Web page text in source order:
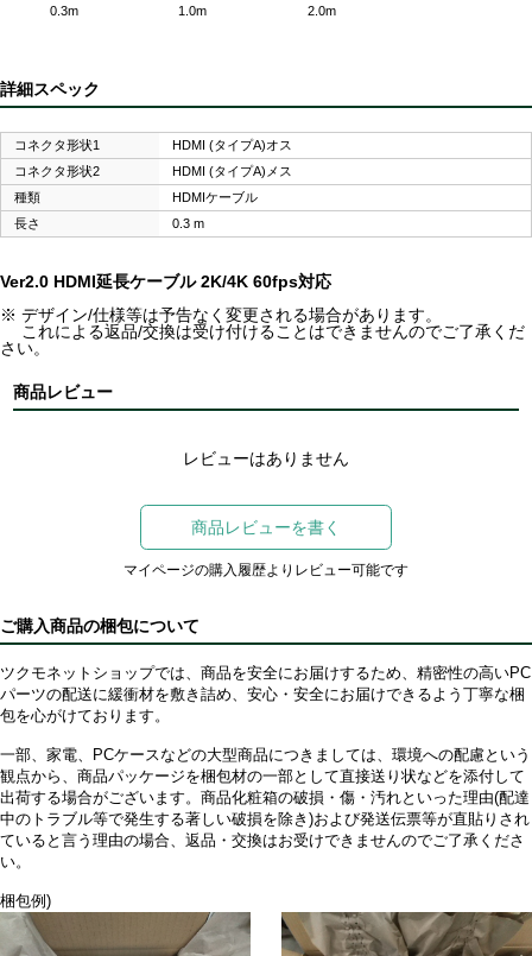
0.3m 1.0m 2.0m
詳細スペック
コネクタ形状1
HDMI (タイプA)オス
コネクタ形状2
HDMI (タイプA)メス
種類
HDMIケーブル
長さ
0.3 m
Ver2.0 HDMI延長ケーブル 2K/4K 60fps対応
※ デザイン/仕様等は予告なく変更される場合があります。
これによる返品/交換は受け付けることはできませんのでご了承くだ
さい。
商品レビュー
レビューはありません
商品レビューを書く
マイページの購入履歴よりレビュー可能です
ご購入商品の梱包について
ツクモネットショップでは、商品を安全にお届けするため、精密性の高いPC
パーツの配送に緩衝材を敷き詰め、安心・安全にお届けできるよう丁寧な梱
包を心がけております。
一部、家電、PCケースなどの大型商品につきましては、環境への配慮という
観点から、商品パッケージを梱包材の一部として直接送り状などを添付して
出荷する場合がございます。商品化粧箱の破損・傷・汚れといった理由(配達
中のトラブル等で発生する著しい破損を除き)および発送伝票等が直貼りされ
ていると言う理由の場合、返品・交換はお受けできませんのでご了承くださ
い。
梱包例)